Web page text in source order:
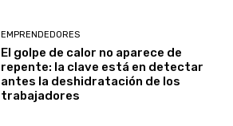
EMPRENDEDORES
El golpe de calor no aparece de
repente: la clave está en detectar
antes la deshidratación de los
trabajadores